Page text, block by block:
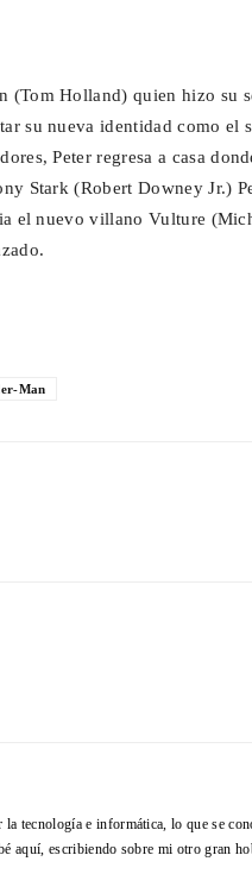
(Tom Holland) quien hizo su
su nueva identidad como el
Peter regresa a casa
Stark (Robert Downey Jr.)
el nuevo villano Vulture
Man
la tecnología e informática, lo que se
aquí, escribiendo sobre mi otro gran